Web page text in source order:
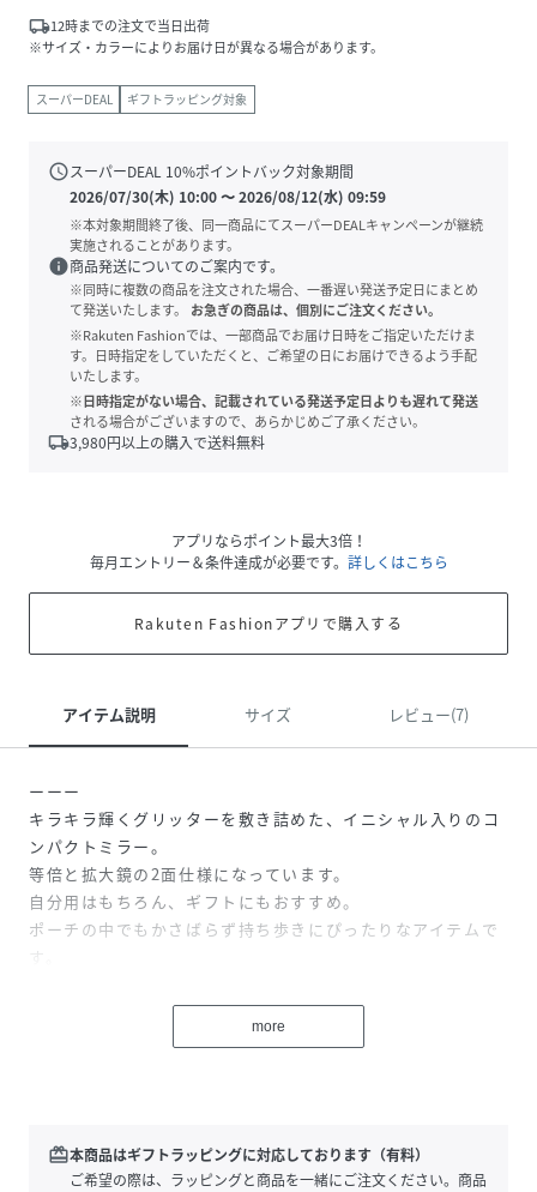
local_shipping12時までの注文で当日出荷
※サイズ・カラーによりお届け日が異なる場合があります。
スーパーDEAL ギフトラッピング対象
scheduleスーパーDEAL 10%ポイントバック対象期間
2026/07/30(木) 10:00〜2026/08/12(水) 09:59
※本対象期間終了後、同一商品にてスーパーDEALキャンペーンが継続
実施されることがあります。
info商品発送についてのご案内です。
※同時に複数の商品を注文された場合、一番遅い発送予定日にまとめ
て発送いたします。
お急ぎの商品は、個別にご注文ください。
※Rakuten Fashionでは、一部商品でお届け日時をご指定いただけま
す。日時指定をしていただくと、ご希望の日にお届けできるよう手配
いたします。
※日時指定がない場合、記載されている発送予定日よりも遅れて発送
される場合がございますので、あらかじめご了承ください。
local_shipping3,980円以上の購入で送料無料
アプリならポイント最大3倍！
毎月エントリー＆条件達成が必要です。 詳しくはこちら
Rakuten Fashionアプリで購入する
アイテム説明 サイズ レビュー(7)
ーーー
キラキラ輝くグリッターを敷き詰めた、イニシャル入りのコ
ンパクトミラー。
等倍と拡大鏡の2面仕様になっています。
自分用はもちろん、ギフトにもおすすめ。
ポーチの中でもかさばらず持ち歩きにぴったりなアイテムで
す。
ユニセックス
サイズ F
more
redeem本商品はギフトラッピングに対応しております（有料）
ご希望の際は、ラッピングと商品を一緒にご注文ください。商品